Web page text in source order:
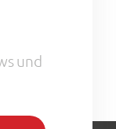
und